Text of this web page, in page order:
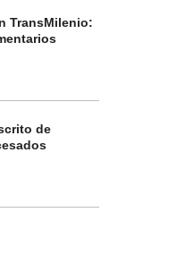
TransMilenio:
de